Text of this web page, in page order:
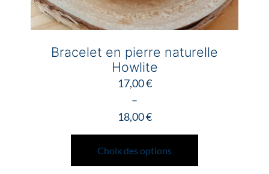
Bracelet en pierre naturelle
Howlite
17,00€
–
18,00€
Plage
de
prix :
Choix des options
Ce
a